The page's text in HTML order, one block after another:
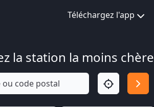
Téléchargez l'app
la station la moins chère